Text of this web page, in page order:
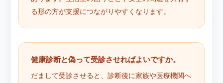
る形の方が支援につながりやすくなります。
健康診断と偽って受診させればよいですか。
だまして受診させると、診断後に家族や医療機関へ